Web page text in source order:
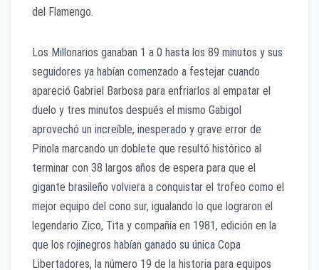
del Flamengo.
Los Millonarios ganaban 1 a 0 hasta los 89 minutos y sus
seguidores ya habían comenzado a festejar cuando
apareció Gabriel Barbosa para enfriarlos al empatar el
duelo y tres minutos después el mismo Gabigol
aprovechó un increíble, inesperado y grave error de
Pinola marcando un doblete que resultó histórico al
terminar con 38 largos años de espera para que el
gigante brasileño volviera a conquistar el trofeo como el
mejor equipo del cono sur, igualando lo que lograron el
legendario Zico, Tita y compañía en 1981, edición en la
que los rojinegros habían ganado su única Copa
Libertadores, la número 19 de la historia para equipos